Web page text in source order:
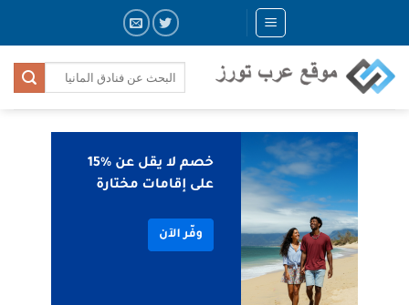
content